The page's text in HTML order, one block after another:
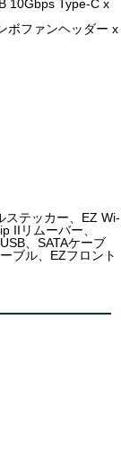
10Gbps Type-C x
ボファンヘッダー x
ステッカー、EZ Wi-
IIリムーバー、
、SATAケーブ
ブル、EZフロント